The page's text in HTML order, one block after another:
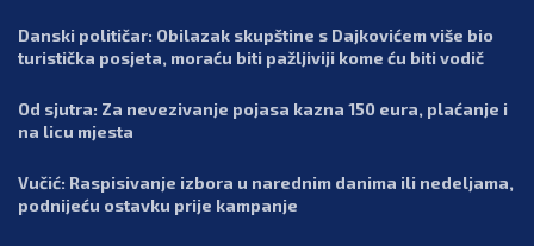
Danski političar: Obilazak skupštine s Dajkovićem više bio
turistička posjeta, moraću biti pažljiviji kome ću biti vodič
Od sjutra: Za nevezivanje pojasa kazna 150 eura, plaćanje i
na licu mjesta
Vučić: Raspisivanje izbora u narednim danima ili nedeljama,
podnijeću ostavku prije kampanje